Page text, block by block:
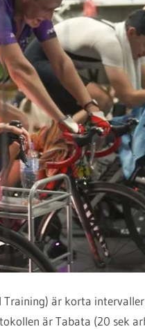
är korta
är Tabata (20 sek